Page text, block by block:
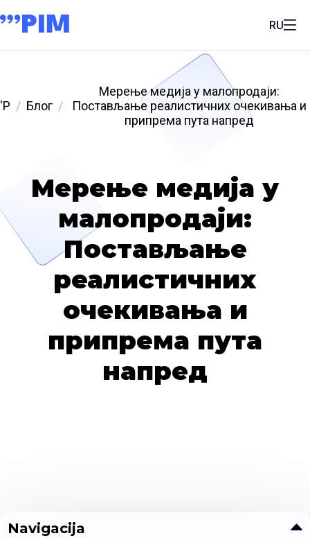
RU
'P Блог
Мерење медија у малопродаји:
Постављање реалистичних очекивања и
припрема пута напред
Мерење медија у
малопродаји:
Постављање
реалистичних
очекивања и
припрема пута
напред
Navigacija